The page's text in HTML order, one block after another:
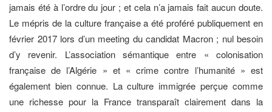
jamais été à l’ordre du jour ; et cela n’a jamais fait aucun doute.
Le mépris de la culture française a été proféré publiquement en
février 2017 lors d’un meeting du candidat Macron ; nul besoin
d’y revenir. L’association sémantique entre « colonisation
française de l’Algérie » et « crime contre l’humanité » est
également bien connue. La culture immigrée perçue comme
une richesse pour la France transparaît clairement dans la